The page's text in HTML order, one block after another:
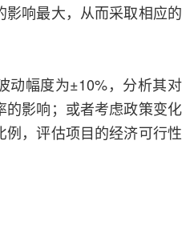
响最大，从而采取相应的
动幅度为±10%，分析其对
影响；或者考虑政策变化
，评估项目的经济可行性